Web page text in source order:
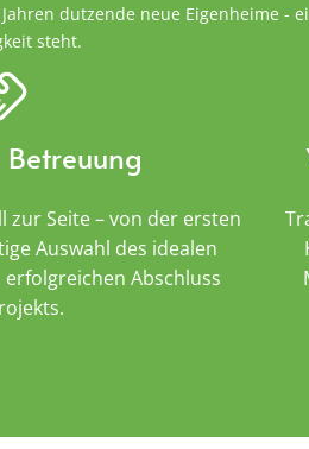
dutzende neue Eigenheime -
steht.
Betreuung
Seite – von der ersten
Auswahl des idealen
Abschluss